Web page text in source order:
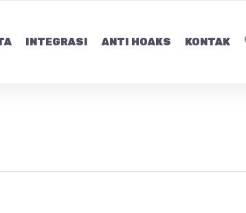
INTEGRASI ANTI HOAKS KONTAK